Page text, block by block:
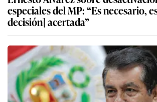
Ernesto Álvarez sobre
especiales del MP: “Es necesario,
decisión] acertada”